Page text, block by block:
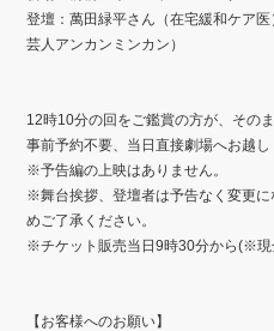
登壇：萬田緑平さん（在宅緩和ケア
芸人アンカンミンカン）
12時10分の回をご鑑賞の方が、その
事前予約不要、当日直接劇場へお越し
※予告編の上映はありません。
※舞台挨拶、登壇者は予告なく変更
めご了承ください。
※チケット販売当日9時30分から(※現
【お客様へのお願い】